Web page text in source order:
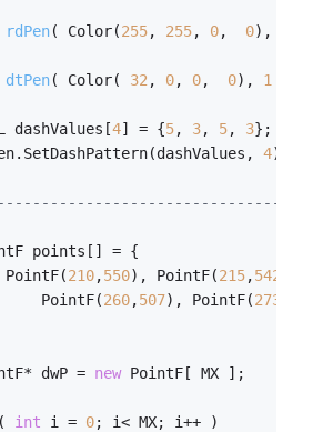
rdPen( Color(255, 255, 0, 0) ,
dtPen( Color( 32 , 0, 0, 0) , 1
dashValues[
4] = {5, 3, 5, 3};
4);
points[] = {
		PointF(
210,550), PointF(215,542
			PointF(
260,507), PointF(273
dwP =
new PointF[ MX ];
( int i = 0; i< MX; i++ )